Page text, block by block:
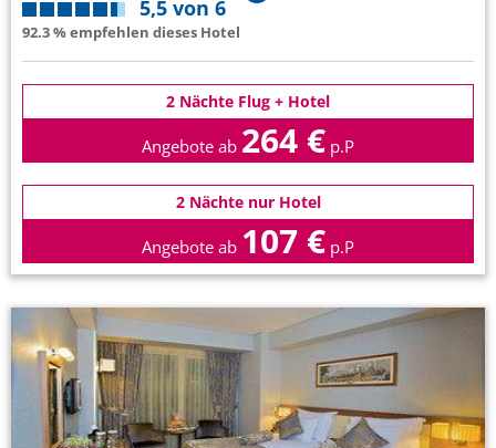
5,5 von 6
92.3 % empfehlen dieses Hotel
2 Nächte Flug + Hotel
Angebote ab 264 € p.P
2 Nächte nur Hotel
Angebote ab 107 € p.P